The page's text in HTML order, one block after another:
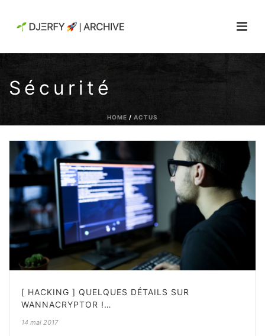
Sécurité
HOME / ACTUS
[ HACKING ] QUELQUES DÉTAILS SUR
WANNACRYPTOR !…
14 mai 2017